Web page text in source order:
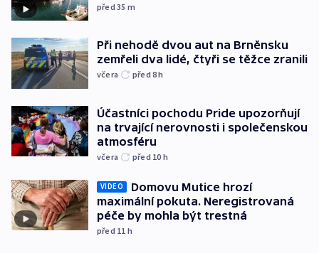
před 35 m
Při nehodě dvou aut na Brněnsku
zemřeli dva lidé, čtyři se těžce zranili
včera před 8h
Účastníci pochodu Pride upozorňují
na trvající nerovnosti i společenskou
atmosféru
včera před 10 h
VIDEO
Domovu Mutice hrozí
maximální pokuta. Neregistrovaná
péče by mohla být trestná
před 11 h